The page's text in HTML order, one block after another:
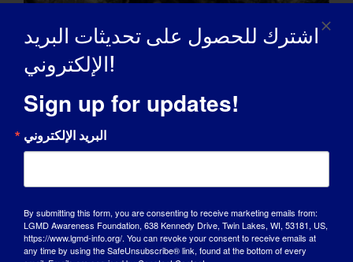
اشترك للحصول على تحديثات البريد
الإلكتروني!
Sign up for updates!
البريد الإلكتروني
By submitting this form, you are consenting to receive marketing emails from:
LGMD Awareness Foundation, 638 Kennedy Drive, Twin Lakes, WI, 53181, US,
https://www.lgmd-info.org/. You can revoke your consent to receive emails at
any time by using the SafeUnsubscribe® link, found at the bottom of every